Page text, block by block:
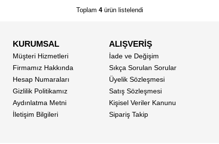
Toplam 4ürün listelendi
KURUMSAL
Müşteri Hizmetleri
Firmamız Hakkında
Hesap Numaraları
Gizlilik Politikamız
Aydınlatma Metni
İletişim Bilgileri
ALIŞVERİŞ
İade ve Değişim
Sıkça Sorulan Sorular
Üyelik Sözleşmesi
Satış Sözleşmesi
Kişisel Veriler Kanunu
Sipariş Takip